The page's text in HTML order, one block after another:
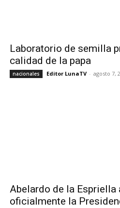
Laboratorio de semilla
calidad de la papa
nacionales Editor LunaTV - agosto 7,
Abelardo de la Espriella
oficialmente la